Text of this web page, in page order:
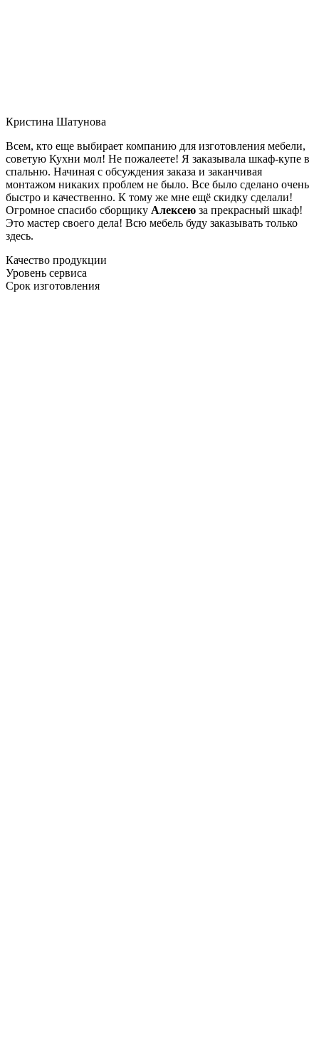
Кристина Шатунова
Всем, кто еще выбирает компанию для изготовления мебели,
советую Кухни мол! Не пожалеете! Я заказывала шкаф-купе в
спальню. Начиная с обсуждения заказа и заканчивая
монтажом никаких проблем не было. Все было сделано очень
быстро и качественно. К тому же мне ещё скидку сделали!
Огромное спасибо сборщику Алексею за прекрасный шкаф!
Это мастер своего дела! Всю мебель буду заказывать только
здесь.
Качество продукции
Уровень сервиса
Срок изготовления